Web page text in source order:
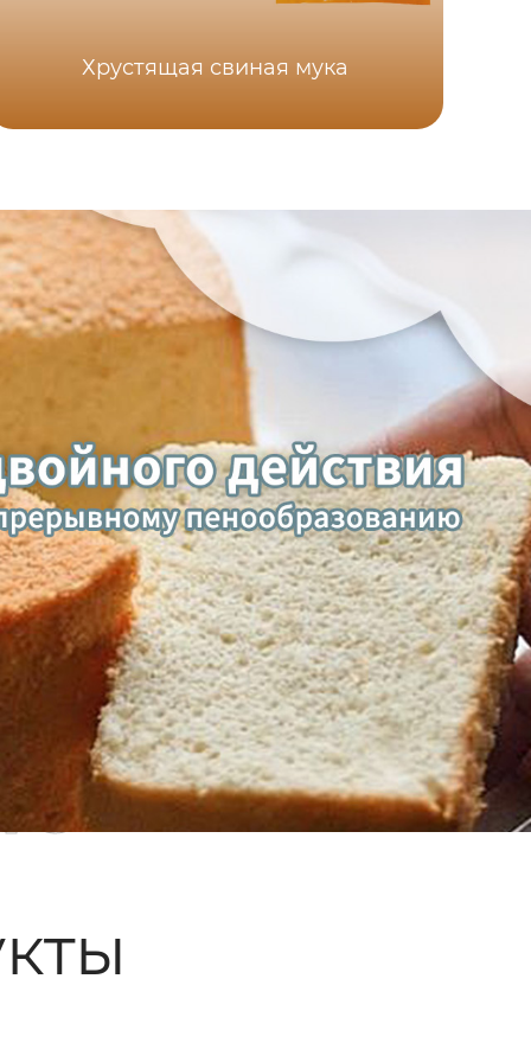
Хрустящая свиная мука